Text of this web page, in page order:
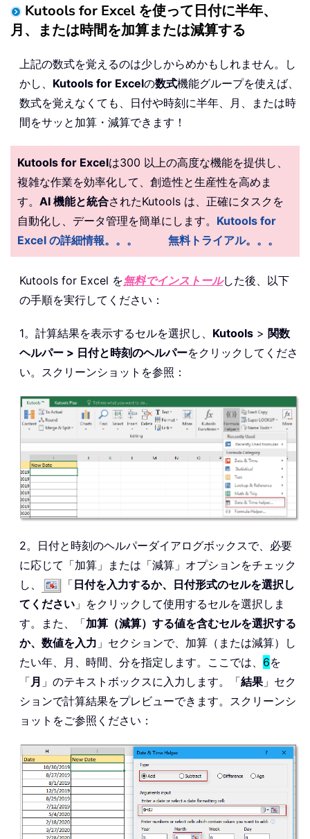
Kutools for Excel を使って日付に半年、
月、または時間を加算または減算する
上記の数式を覚えるのは少しからめかもしれません。し
かし、 Kutools for Excelの数式機能グループを使えば、
数式を覚えなくても、日付や時刻に半年、月、または時
間をサッと加算・減算できます！
Kutools for Excelは300 以上の高度な機能を提供し、
複雑な作業を効率化して、創造性と生産性を高めま
す。 AI 機能と統合されたKutools は、正確にタスクを
自動化し、データ管理を簡単にします。 Kutools for
Excel の詳細情報。。。
無料トライアル。。。
Kutools for Excel を無料でインストールした後、以下
の手順を実行してください：
1。計算結果を表示するセルを選択し、 Kutools > 関数
ヘルパー > 日付と時刻のヘルパーをクリックしてくださ
い。スクリーンショットを参照：
2。日付と時刻のヘルパーダイアログボックスで、必要
に応じて「加算」または「減算」オプションをチェック
し、
「 日付を入力するか、日付形式のセルを選択し
てください 」をクリックして使用するセルを選択しま
す。また、「加算（減算）する値を含むセルを選択する
か、数値を入力 」セクションで、加算（または減算）し
たい年、月、時間、分を指定します。ここでは、 6を
「月 」のテキストボックスに入力します。「結果」セク
ションで計算結果をプレビューできます。スクリーンシ
ョットをご参照ください：